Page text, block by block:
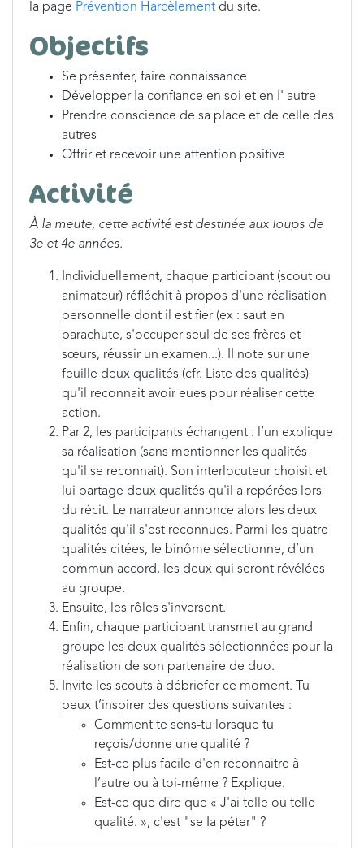
la page Prévention Harcèlement du site.
Objectifs
Se présenter, faire connaissance
Développer Ia confiance en soi et en I' autre
Prendre conscience de sa place et de celle des
autres
Offrir et recevoir une attention positive
Activité
À la meute, cette activité est destinée aux loups de
3e et 4e années.
Individuellement, chaque participant (scout ou
animateur) réfléchit à propos d'une réalisation
personnelle dont il est fier (ex : saut en
parachute, s'occuper seul de ses frères et
sœurs, réussir un examen...). II note sur une
feuille deux qualités (cfr. Liste des qualités)
qu'il reconnait avoir eues pour réaliser cette
action.
Par 2, les participants échangent : l’un explique
sa réalisation (sans mentionner les qualités
qu'il se reconnait). Son interlocuteur choisit et
lui partage deux qualités qu'il a repérées lors
du récit. Le narrateur annonce alors les deux
qualités qu'il s'est reconnues. Parmi les quatre
qualités citées, le binôme sélectionne, d’un
commun accord, les deux qui seront révélées
au groupe.
Ensuite, les rôles s'inversent.
Enfin, chaque participant transmet au grand
groupe les deux qualités sélectionnées pour Ia
réalisation de son partenaire de duo.
Invite les scouts à débriefer ce moment. Tu
peux t’inspirer des questions suivantes :
Comment te sens-tu lorsque tu
reçois/donne une qualité ?
Est-ce plus facile d'en reconnaitre à
l’autre ou à toi-même ? Explique.
Est-ce que dire que « J'ai telle ou telle
qualité. », c'est "se Ia péter" ?